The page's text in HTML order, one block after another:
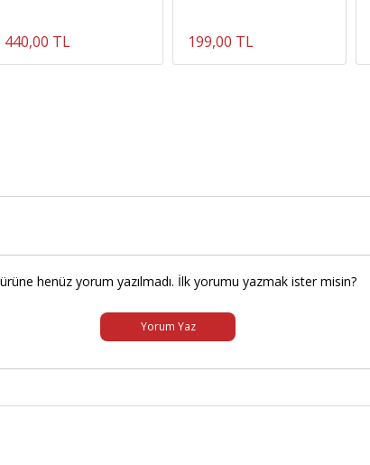
440,00 TL 199,00 TL
henüz yorum yazılmadı. İlk yorumu yazmak ister misin?
Yorum Yaz